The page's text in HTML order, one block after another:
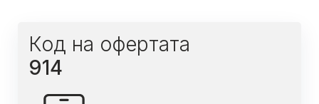
Код на офертата
914